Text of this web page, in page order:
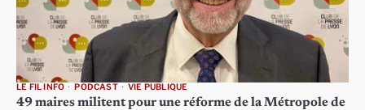
LE FIL INFO PODCAST VIE PUBLIQUE
49 maires militent pour une réforme de la Métropole de